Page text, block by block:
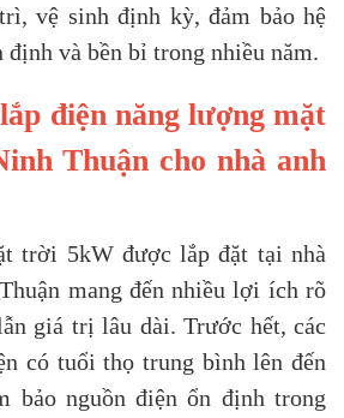
vệ sinh định kỳ, đảm bảo hệ
định và bền bỉ trong nhiều năm.
điện năng lượng mặt
Thuận cho nhà anh
trời 5kW được lắp đặt tại nhà
mang đến nhiều lợi ích rõ
giá trị lâu dài. Trước hết, các
có tuổi thọ trung bình lên đến
bảo nguồn điện ổn định trong